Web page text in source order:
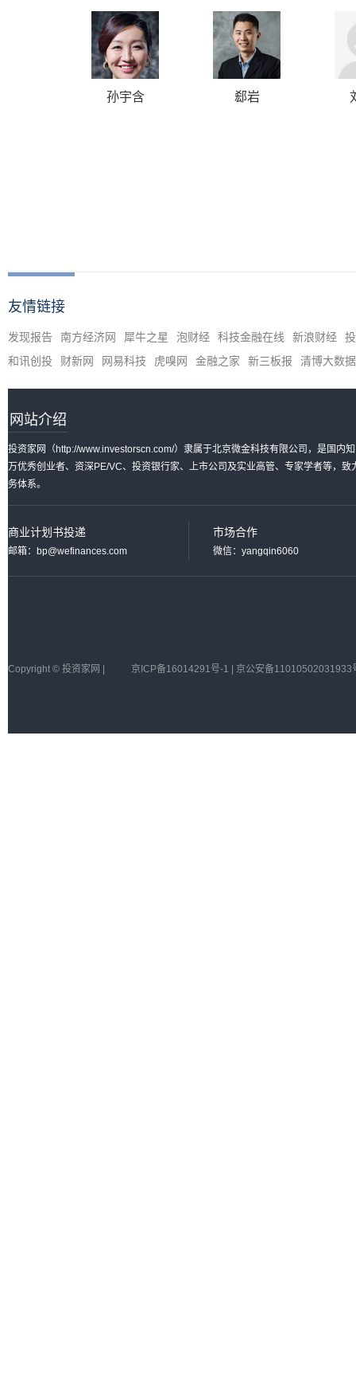
孙宇含 郄岩
友情链接
发现报告 南方经济网 犀牛之星 泡财经 科技金融在线 新浪财经
和讯创投
财新网 网易科技 虎嗅网 金融之家 新三板报 清博大数据
网站介绍
投资家网（http://www.investorscn.com/）隶属于北京微金科技有限公司，是国内
万优秀创业者、资深PE/VC、投资银行家、上市公司及实业高管、专家学者等，
务体系。
商业计划书投递
邮箱：bp@wefinances.com
市场合作
微信：yangqin6060
Copyright © 投资家网 | 京ICP备16014291号-1 | 京公安备11010502031933